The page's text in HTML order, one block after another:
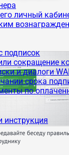
личный
подписок
сокращение
и диалоги
срока
по
инструкция